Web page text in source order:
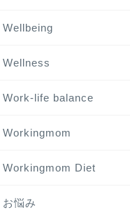
Wellbeing
Wellness
Work-life balance
Workingmom
Workingmom Diet
お悩み